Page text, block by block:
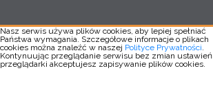
Copyright © 2026
Realizacja:YC
Nasz serwis używa plików cookies, aby lepiej spełniać
Państwa wymagania. Szczegółowe informacje o plikach
cookies można znaleźć w naszej Polityce Prywatności.
Kontynuując przeglądanie serwisu bez zmian ustawień
przeglądarki akceptujesz zapisywanie plików cookies.